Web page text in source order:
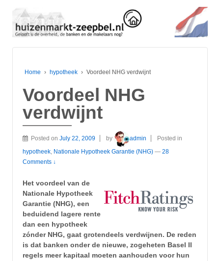
Home › hypotheek › Voordeel NHG verdwijnt
Voordeel NHG
verdwijnt
Posted on July 22, 2009 by admin
Posted in
hypotheek Nationale Hypotheek Garantie (NHG) — 28
Comments ↓
Het voordeel van de
Nationale Hypotheek
Garantie (NHG), een
beduidend lagere rente
dan een hypotheek
zónder NHG, gaat grotendeels verdwijnen. De reden
is dat banken onder de nieuwe, zogeheten Basel II
regels meer kapitaal moeten aanhouden voor hun